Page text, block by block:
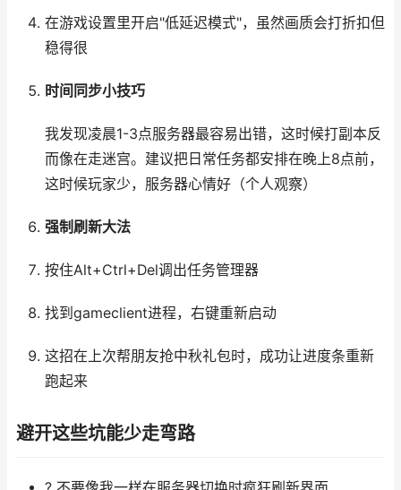
在游戏设置里开启"低延迟模式"，虽然画质会打折扣但
稳得很
时间同步小技巧
我发现凌晨1-3点服务器最容易出错，这时候打副本反
而像在走迷宫。建议把日常任务都安排在晚上8点前，
这时候玩家少，服务器心情好（个人观察）
强制刷新大法
按住Alt+Ctrl+Del调出任务管理器
找到gameclient进程，右键重新启动
这招在上次帮朋友抢中秋礼包时，成功让进度条重新
跑起来
避开这些坑能少走弯路